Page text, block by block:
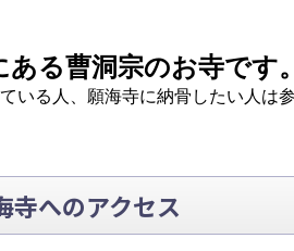
る曹洞宗のお寺です。
いる人、願海寺に納骨したい人は
寺へのアクセス